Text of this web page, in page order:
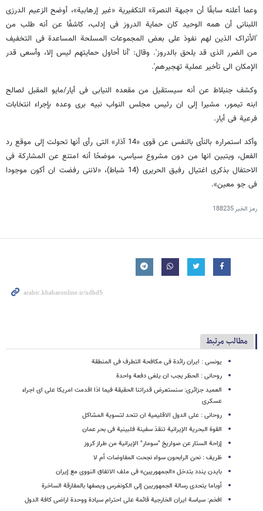
وعما أعلنه سابقًا أن «جبهة النصرة» التکفیریة «غیر إرهابیة»، أوضح الزعیم الدرزی
اللبنانی أن همه الوحید کان حمایة الدروز فی إدلب، کاشفًا عن أنه طلب من
'الأتراک الذین لهم نفوذ علی بعض المجموعات المسلحة المساعدة فی التخفیف
من الضرر الذی قد یلحق بالدروز'. وقال: 'أنا أحاول حمایتهم لیس إلا، وأسعی قدر
الإمکان الی تأخیر عملیة تهجیرهم'.
وکشف جنبلاط عن أنه سیستقیل من مقعده النیابی فی أیار/مایو المقبل لصالح
ابنه تیمور، مشیرا إلی ان رئیس مجلس النواب نبیه بری وعده بإجراء انتخابات
فرعیة فی أیار.
وأکد استمراره بالنأی بالنفس عن قوی «14 آذار» التی رأی أنها تحولت إلی موقع رد
الفعل، ویتبین انها من دون مشروع سیاسی، موضحًا أنه امتنع عن المشارکة فی
الاحتفال بذکری اغتیال رفیق الحریری (14 شباط)، «لاننی رفضت ان أکون موجودا
فی جو معین».
رمز الخبر188235
مطالب مرتبط
یونسی : ایران رائدة فی مکافحة التطرف فی المنطقة
روحانی : الحظر یجب ان یلغی دفعة واحدة
العمید جزائری: سنستعرض قدراتنا الحقیقة فیما اذا اقدمت امریکا علی ای اجراء
عسکری
روحانی : علی الدول الاقلیمیة ان تتحد لتسویة المشاکل
القوة البحریة الإیرانیة تنقذ سفینة فلبینیة فی بحر عمان
إزاحة الستار عن صواریخ "سومار" الإیرانیة من طراز کروز
ظریف : نحن الرابحون سواء نجحت المفاوضات أم لا
بایدن یندد بتدخل «الجمهوریین» فی ملف الاتفاق النووی مع إیران
أوباما یتحدى رسالة الجمهوریین إلى الکونغرس ویصفها بالمفارقة الساخرة
افخم: سیاسة ایران الخارجیة قائمة علی احترام سیادة ووحدة اراضی کافة الدول